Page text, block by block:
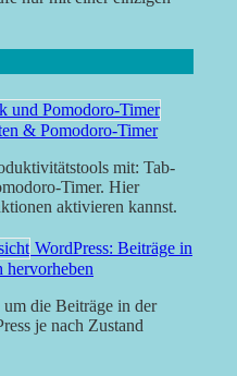
& Pomodoro-Timer
mit: Tab-
Timer. Hier
aktivieren kannst.
WordPress: Beiträge in
die Beiträge in der
je nach Zustand